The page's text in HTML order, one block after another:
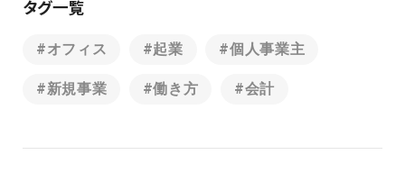
タグ一覧
#オフィス #起業 #個人事業主
#新規事業 #働き方 #会計